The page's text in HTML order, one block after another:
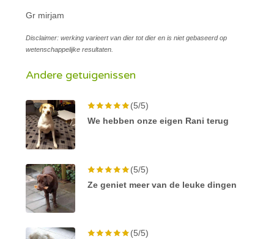
Gr mirjam
Disclaimer: werking varieert van dier tot dier en is niet gebaseerd op
wetenschappelijke resultaten.
Andere getuigenissen
(5/5)
We hebben onze eigen Rani terug
(5/5)
Ze geniet meer van de leuke dingen
(5/5)